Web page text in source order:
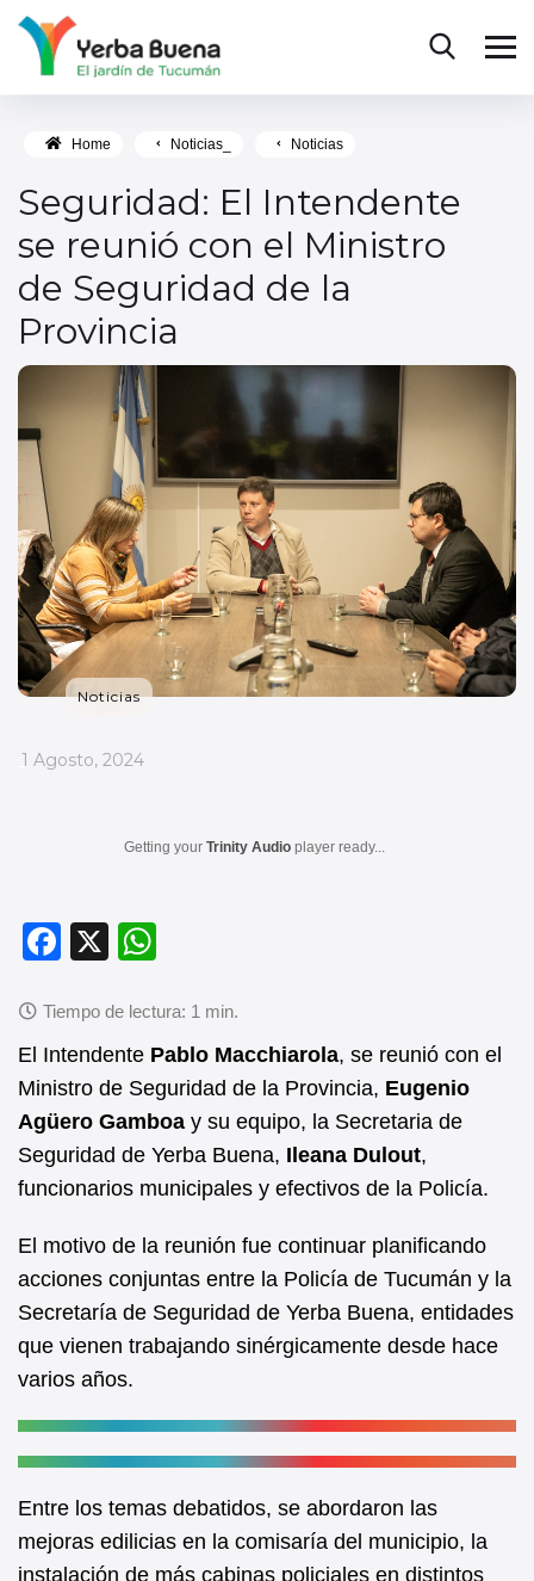
Home Noticias_ Noticias
Seguridad: El Intendente
se reunió con el Ministro
de Seguridad de la
Provincia
Noticias
_1 Agosto, 2024
Getting your Trinity Audio player ready...
F
c
e
b
o
o
k
X
at
s
A
p
p
El Intendente Pablo Macchiarola, se reunió con el
Ministro de Seguridad de la Provincia, Eugenio
Agüero Gamboa y su equipo, la Secretaria de
Seguridad de Yerba Buena, Ileana Dulout,
funcionarios municipales y efectivos de la Policía.
El motivo de la reunión fue continuar planificando
acciones conjuntas entre la Policía de Tucumán y la
Secretaría de Seguridad de Yerba Buena, entidades
que vienen trabajando sinérgicamente desde hace
varios años.
Entre los temas debatidos, se abordaron las
mejoras edilicias en la comisaría del municipio, la
instalación de más cabinas policiales en distintos